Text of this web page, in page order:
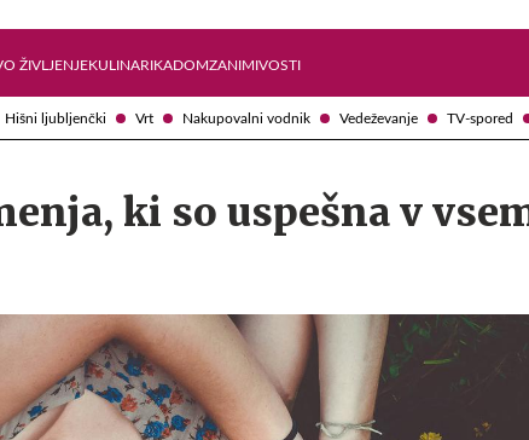
Hišni ljubljenčki Vrt Nakupovalni vodnik Vedeževanje TV-spored
ŽIVLJENJEKULINARIKADOMZANIMIVOSTI
ki so uspešna v